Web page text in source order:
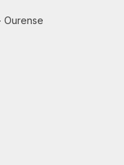
Ourense